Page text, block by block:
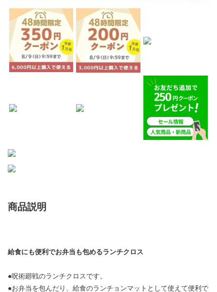
商品説明
給食にも便利でお弁当も包めるランチクロス
●呪術廻戦のランチクロスです。
●お弁当を包んだり、給食のランチョンマットとして使えて便利で